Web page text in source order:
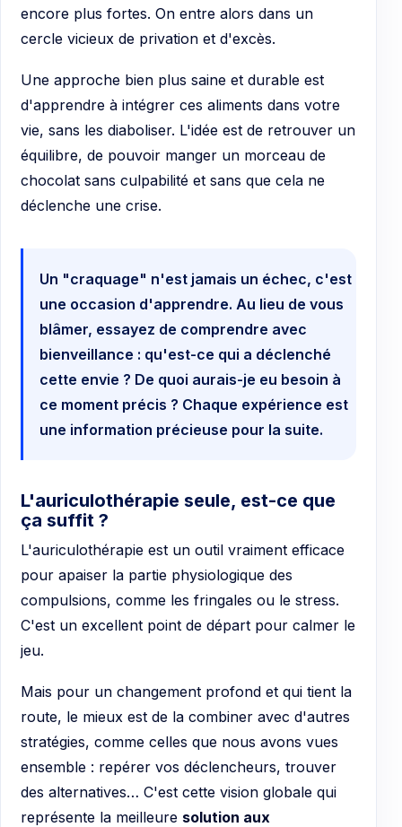
encore plus fortes. On entre alors dans un
cercle vicieux de privation et d'excès.
Une approche bien plus saine et durable est
d'apprendre à intégrer ces aliments dans votre
vie, sans les diaboliser. L'idée est de retrouver un
équilibre, de pouvoir manger un morceau de
chocolat sans culpabilité et sans que cela ne
déclenche une crise.
Un "craquage" n'est jamais un échec, c'est
une occasion d'apprendre. Au lieu de vous
blâmer, essayez de comprendre avec
bienveillance : qu'est-ce qui a déclenché
cette envie ? De quoi aurais-je eu besoin à
ce moment précis ? Chaque expérience est
une information précieuse pour la suite.
L'auriculothérapie seule, est-ce que
ça suffit ?
L'auriculothérapie est un outil vraiment efficace
pour apaiser la partie physiologique des
compulsions, comme les fringales ou le stress.
C'est un excellent point de départ pour calmer le
jeu.
Mais pour un changement profond et qui tient la
route, le mieux est de la combiner avec d'autres
stratégies, comme celles que nous avons vues
ensemble : repérer vos déclencheurs, trouver
des alternatives… C'est cette vision globale qui
représente la meilleure solution aux